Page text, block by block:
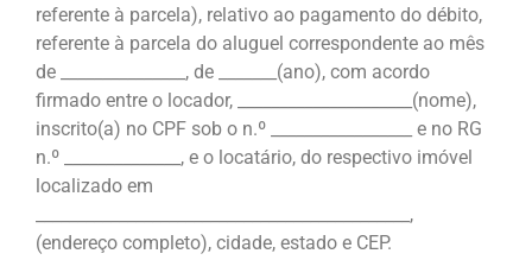
referente à parcela), relativo ao pagamento do débito,
referente à parcela do aluguel correspondente ao mês
de _______________, de _______(ano), com acordo
firmado entre o locador, _____________________(nome),
inscrito(a) no CPF sob o n.º _________________ e no RG
n.º ______________, e o locatário, do respectivo imóvel
localizado em
_____________________________________________,
(endereço completo), cidade, estado e CEP.